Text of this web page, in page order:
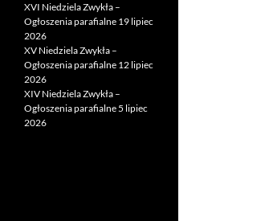
XVI Niedziela Zwykła –
Ogłoszenia parafialne 19 lipiec
2026
XV Niedziela Zwykła –
Ogłoszenia parafialne 12 lipiec
2026
XIV Niedziela Zwykła –
Ogłoszenia parafialne 5 lipiec
2026